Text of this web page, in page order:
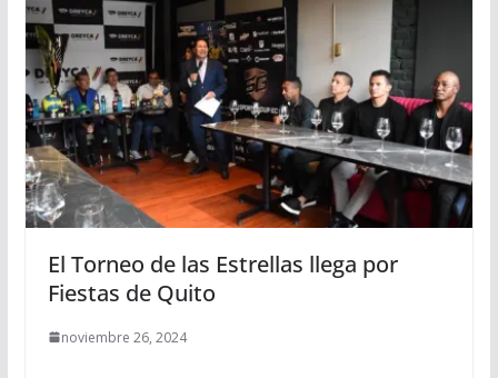
El Torneo de las Estrellas llega por
Fiestas de Quito
noviembre 26, 2024